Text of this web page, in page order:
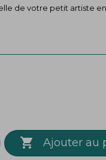
de votre petit artiste
support, choississez
, vous pouvez
 Ajouter au